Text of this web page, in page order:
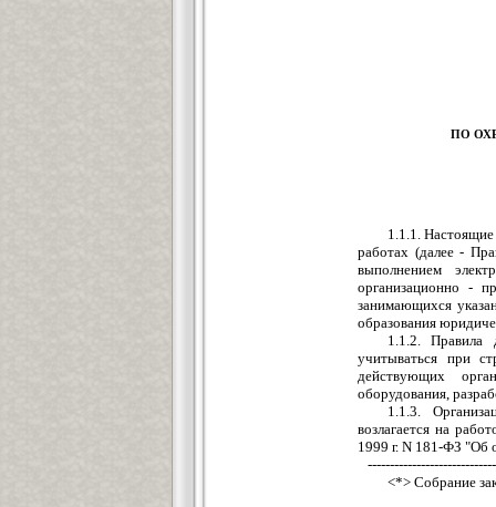
ПО
1.1.1.
работах (далее -
выполнением
организационно -
занимающихся
образования
1.1.2. Правила
учитываться при
действующих
оборудования,
1.1.3.
возлагается на
1999 г. N 181-ФЗ "Об
<*> Собрание